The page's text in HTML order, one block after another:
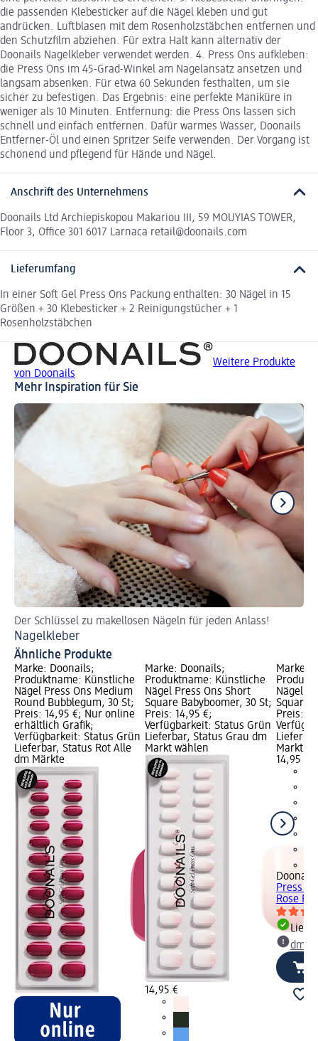
die passenden Klebesticker auf die Nägel kleben und gut
andrücken. Luftblasen mit dem Rosenholzstäbchen entfernen und
den Schutzfilm abziehen. Für extra Halt kann alternativ der
Doonails Nagelkleber verwendet werden. 4. Press Ons aufkleben:
die Press Ons im 45-Grad-Winkel am Nagelansatz ansetzen und
langsam absenken. Für etwa 60 Sekunden festhalten, um sie
sicher zu befestigen. Das Ergebnis: eine perfekte Maniküre in
weniger als 10 Minuten. Entfernung: die Press Ons lassen sich
schnell und einfach entfernen. Dafür warmes Wasser, Doonails
Entferner-Öl und einen Spritzer Seife verwenden. Der Vorgang ist
schonend und pflegend für Hände und Nägel.
Anschrift des Unternehmens
Doonails Ltd Archiepiskopou Makariou III, 59 MOUYIAS TOWER,
Floor 3, Office 301 6017 Larnaca retail@doonails.com
Lieferumfang
In einer Soft Gel Press Ons Packung enthalten: 30 Nägel in 15
Größen + 30 Klebesticker + 2 Reinigungstücher + 1
Rosenholzstäbchen
Weitere Produkte
von Doonails
Mehr Inspiration für Sie
Der Schlüssel zu makellosen Nägeln für jeden Anlass!
Nagelkleber
Ähnliche Produkte
Marke: Doonails;
Produktname: Künstliche
Nägel Press Ons Medium
Round Bubblegum, 30 St;
Preis: 14,95 €; Nur online
erhältlich Grafik;
Verfügbarkeit: Status Grün
Lieferbar, Status Rot Alle
dm Märkte
Marke: Doonails;
Produktname: Künstliche
Nägel Press Ons Short
Square Babyboomer, 30 St;
Preis: 14,95 €;
Verfügbarkeit: Status Grün
Lieferbar, Status Grau dm
Markt wählen
14,95 €
Marke:
Nägel
Square
Preis:
Markt
14,95 €
Doonails
Press
Rose
dm